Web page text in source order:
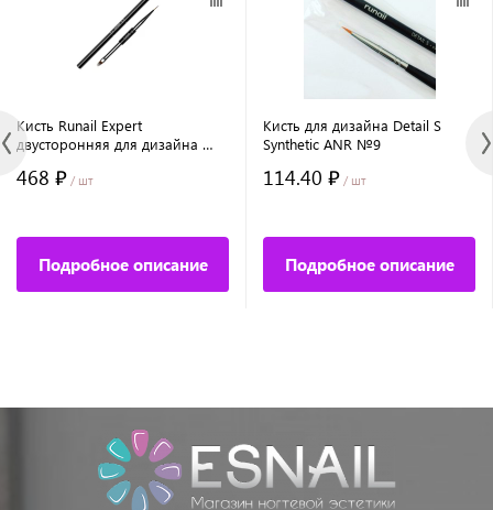
Кисть Runail Expert
двусторонняя для дизайна №6
синтетика №9382
468 ₽ / шт
Подробное описание
Кисть для дизайна Detail S
Synthetic ANR №9
114.40 ₽ / шт
Подробное описание